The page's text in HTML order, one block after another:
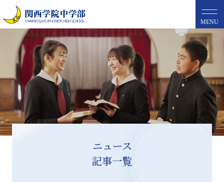
MENU
ニュース
記事一覧